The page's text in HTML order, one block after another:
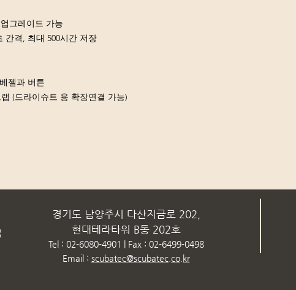
그레이드 가능
간격, 최대 500시간 저장
젤과 버튼
(드라이슈트 용 확장연결 가능)
경기도 남양주시 다산지금로 202,
현대테라타워 B동 202호
Tel : 02-6080-4901 | Fax : 02-6499-0498
Email : scubatec@scubatec.co.kr